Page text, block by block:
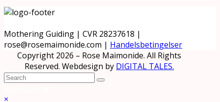
Mothering Guiding | CVR 28237618 |
rose@rosemaimonide.com | Handelsbetingelser
Copyright 2026 – Rose Maimonide. All Rights
Reserved. Webdesign by DIGITAL TALES.
×